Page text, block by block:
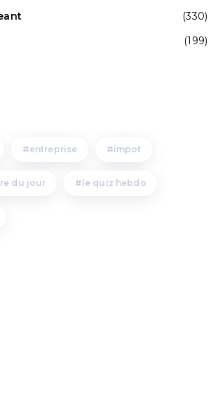
(330)
(199)
entreprise impot
du jour le quiz hebdo